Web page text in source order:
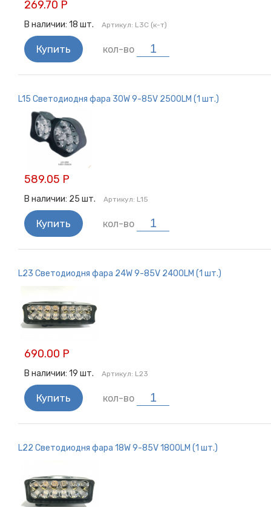
269.70 Р
В наличии: 18 шт. Артикул: L3C (к-т)
Купить кол-во
L15 Светодиодня фара 30W 9-85V 2500LM (1 шт.)
589.05 Р
В наличии: 25 шт. Артикул: L15
Купить кол-во
L23 Светодиодня фара 24W 9-85V 2400LM (1 шт.)
690.00 Р
В наличии: 19 шт. Артикул: L23
Купить кол-во
L22 Светодиодня фара 18W 9-85V 1800LM (1 шт.)